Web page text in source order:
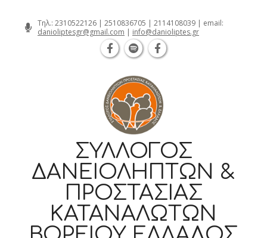
Τηλ.: 2310522126 | 2510836705 | 2114108039 | email:
danioliptesgr@gmail.com | info@danioliptes.gr
ΣΎΛΛΟΓΟΣ
ΔΑΝΕΙΟΛΗΠΤΏΝ &
ΠΡΟΣΤΑΣΊΑΣ
ΚΑΤΑΝΑΛΩΤΏΝ